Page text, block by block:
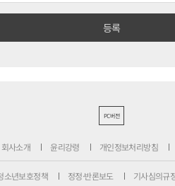
PC버전
회사소개 윤리강령 개인정보처리방침
소년보호정책 정정·반론보도 기사심의규